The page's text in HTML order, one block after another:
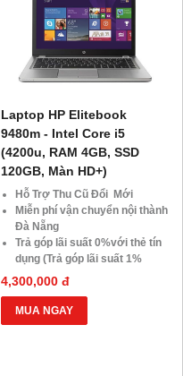
Laptop HP Elitebook
9480m - Intel Core i5
(4200u, RAM 4GB, SSD
120GB, Màn HD+)
Hỗ Trợ Thu Cũ Đổi Mới
Miễn phí vận chuyển nội thành
Đà Nẵng
Trả góp lãi suất 0%với thẻ tín
dụng (Trả góp lãi suất 1%
HDsaison - chỉ cần CMND
BLX hoặc hộ khẩu gốc )
Giảm 20%khi nâng cấp Ram-
SSD
4,300,000 đ
MUA NGAY